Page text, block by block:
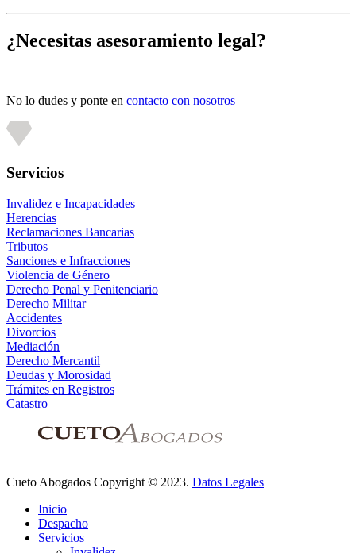
¿Necesitas asesoramiento legal?
No lo dudes y ponte en contacto con nosotros
Servicios
Invalidez e Incapacidades
Herencias
Reclamaciones Bancarias
Tributos
Sanciones e Infracciones
Violencia de Género
Derecho Penal y Penitenciario
Derecho Militar
Accidentes
Divorcios
Mediación
Derecho Mercantil
Deudas y Morosidad
Trámites en Registros
Catastro
Cueto Abogados Copyright © 2023. Datos Legales
Inicio
Despacho
Servicios